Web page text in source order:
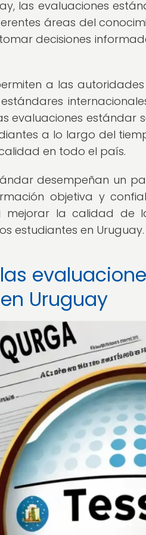
las evaluaciones
áreas del
decisiones
a las
evaluaciones
a lo largo del
en todo el país.
desempeñan un
objetiva y
mejorar la calidad de
estudiantes en Uruguay.
Uruguay